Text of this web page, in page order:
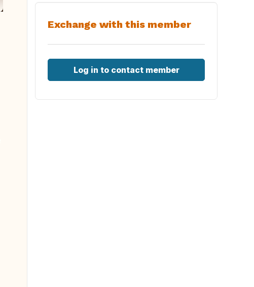
Exchange with this member
Log in to contact member